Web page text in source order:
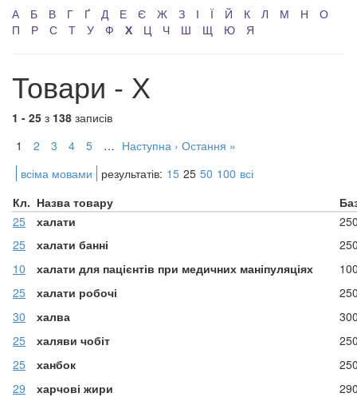
А Б В Г Ґ Д Е Є Ж З І Ї Й К Л М Н
О
П
Р С Т У Ф Х Ц Ч Ш Щ Ю Я
Товари - Х
1 - 25 з 138 записів
1
2 3 4 5 … Наступна › Остання »
всіма мовами
результатів: 15 25 50 100 всі
Кл. Назва товару
25
халати
25
халати банні
10
халати для пацієнтів при медичних маніпуляціях
25
халати робочі
30
халва
25
халяви чобіт
25
ханбок
29
харчові жири